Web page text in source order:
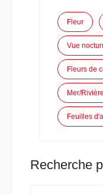
Fleur
Vue
Fleurs de
Mer/
Feuilles
Recherche